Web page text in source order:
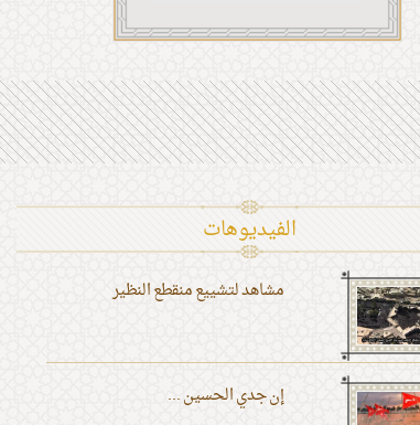
الفیدیوهات
مشاهد لتشييع منقطع النظير
إن جدي الحسين ...